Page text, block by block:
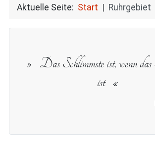
Aktuelle Seite: Start Ruhrgebiet
Das Schlimmste ist, wenn
ist